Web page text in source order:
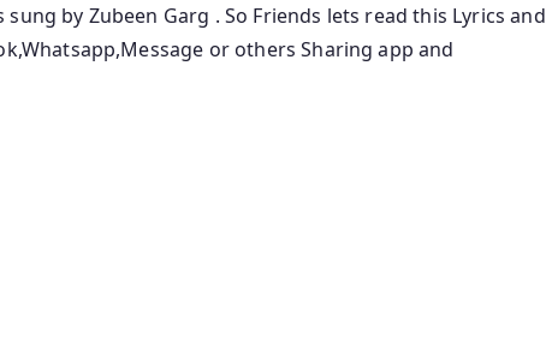
sung by Zubeen Garg . So Friends lets read this Lyrics and
or others Sharing app and